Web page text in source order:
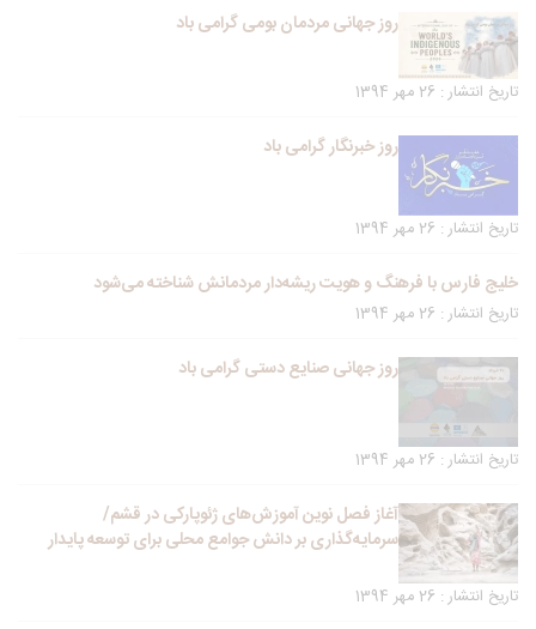
روز جهانی مردمان بومی گرامی باد
تاریخ انتشار : 26 مهر 1394
روز خبرنگار گرامی باد
تاریخ انتشار : 26 مهر 1394
خلیج فارس با فرهنگ و هویت ریشه‌دار مردمانش شناخته می‌شود
تاریخ انتشار : 26 مهر 1394
روز جهانی صنایع دستی گرامی باد
تاریخ انتشار : 26 مهر 1394
آغاز فصل نوین آموزش‌های ژئوپارکی در قشم/
سرمایه‌گذاری بر دانش جوامع محلی برای توسعه پایدار
تاریخ انتشار : 26 مهر 1394